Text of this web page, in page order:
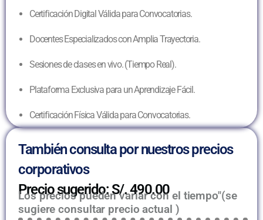
Certificación Digital Válida para Convocatorias.
Docentes Especializados con Amplia Trayectoria.
Sesiones de clases en vivo. (Tiempo Real).
Plataforma Exclusiva para un Aprendizaje Fácil.
Certificación Física Válida para Convocatorias.
También consulta por nuestros precios
corporativos
Precio sugerido: S/. 490.00
Los precios pueden variar con el tiempo"(se
sugiere consultar precio actual )